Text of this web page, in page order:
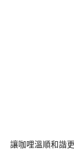
讓咖哩溫順和諧